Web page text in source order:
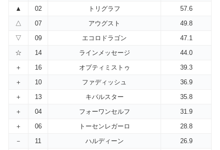
▲
02 トリグラフ
57.6
△
07 アウグスト
49.8
▽
09 エコロドラゴン
47.1
☆
14 ラインメッセージ
44.0
＋
16 オプティミストゥ
39.3
＋
10 ファディッシュ
36.9
＋
13 キバルスター
35.8
＋
04 フォーワンセルフ
31.9
＋
06 トーセンレガーロ
28.8
－
11 ハルディーン
26.9